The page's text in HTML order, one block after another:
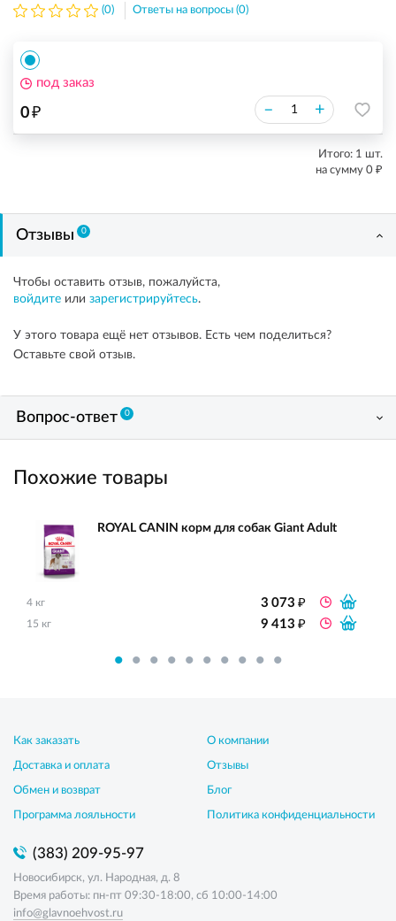
(0) Ответы на вопросы (0)
0₽ – +
под заказ
Итого: 1 шт.
на сумму 0 ₽
Отзывы 0
Чтобы оставить отзыв, пожалуйста,
войдите или зарегистрируйтесь.
У этого товара ещё нет отзывов. Есть чем поделиться?
Оставьте свой отзыв.
Вопрос-ответ 0
Похожие товары
ROYAL CANIN корм для собак Giant Adult
4 кг 3 073₽
15 кг 9 413₽
Как заказать
Доставка и оплата
Обмен и возврат
Программа лояльности
О компании
Отзывы
Блог
Политика конфиденциальности
(383) 209-95-97
Новосибирск, ул. Народная, д. 8
Время работы: пн-пт 09:30-18:00, сб 10:00-14:00
info@glavnoehvost.ru